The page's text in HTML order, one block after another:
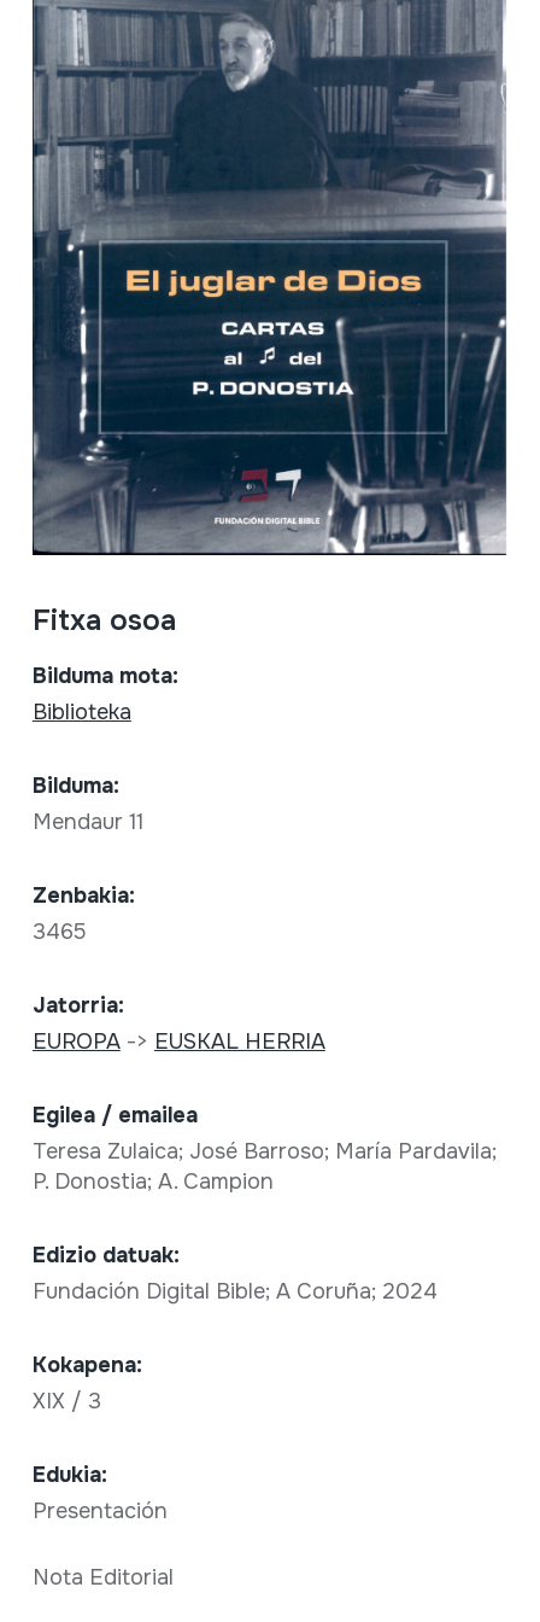
Fitxa osoa
Bilduma mota:
Biblioteka
Bilduma:
Mendaur 11
Zenbakia:
3465
Jatorria:
EUROPA-> EUSKAL HERRIA
Egilea / emailea
Teresa Zulaica; José Barroso; María Pardavila;
P. Donostia; A. Campion
Edizio datuak:
Fundación Digital Bible; A Coruña; 2024
Kokapena:
XIX / 3
Edukia:
Presentación
Nota Editorial